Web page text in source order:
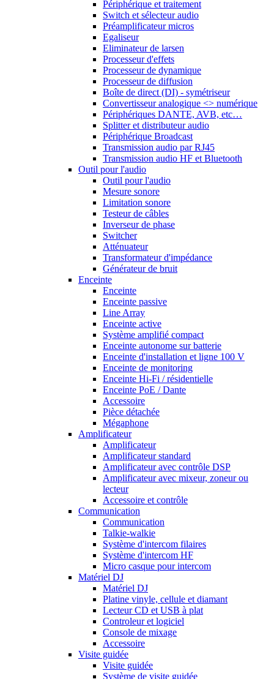
Périphérique et traitement
Switch et sélecteur audio
Préamplificateur micros
Egaliseur
Eliminateur de larsen
Processeur d'effets
Processeur de dynamique
Processeur de diffusion
Boîte de direct (DI) - symétriseur
Convertisseur analogique <> numérique
Périphériques DANTE, AVB, etc…
Splitter et distributeur audio
Périphérique Broadcast
Transmission audio par RJ45
Transmission audio HF et Bluetooth
Outil pour l'audio
Outil pour l'audio
Mesure sonore
Limitation sonore
Testeur de câbles
Inverseur de phase
Switcher
Atténuateur
Transformateur d'impédance
Générateur de bruit
Enceinte
Enceinte
Enceinte passive
Line Array
Enceinte active
Système amplifié compact
Enceinte autonome sur batterie
Enceinte d'installation et ligne 100 V
Enceinte de monitoring
Enceinte Hi-Fi / résidentielle
Enceinte PoE / Dante
Accessoire
Pièce détachée
Mégaphone
Amplificateur
Amplificateur
Amplificateur standard
Amplificateur avec contrôle DSP
Amplificateur avec mixeur, zoneur ou
lecteur
Accessoire et contrôle
Communication
Communication
Talkie-walkie
Système d'intercom filaires
Système d'intercom HF
Micro casque pour intercom
Matériel DJ
Matériel DJ
Platine vinyle, cellule et diamant
Lecteur CD et USB à plat
Controleur et logiciel
Console de mixage
Accessoire
Visite guidée
Visite guidée
Système de visite guidée